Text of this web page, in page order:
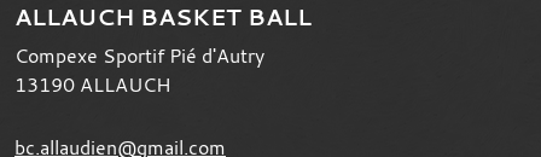
ALLAUCH BASKET BALL
Compexe Sportif Pié d'Autry
13190 ALLAUCH
bc.allaudien@gmail.com